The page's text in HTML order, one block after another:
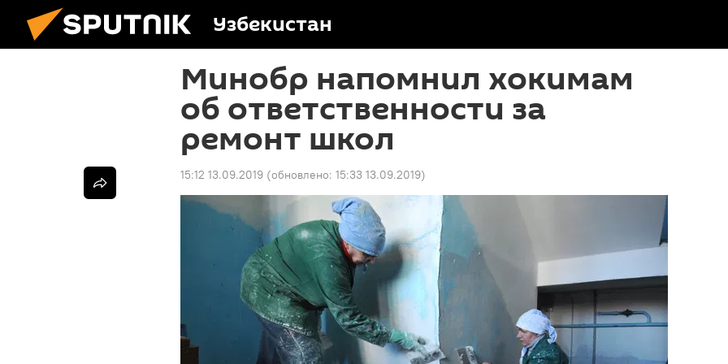
Узбекистан
Минобр напомнил хокимам
об ответственности за
ремонт школ
15:12 13.09.2019 (обновлено: 15:33 13.09.2019)